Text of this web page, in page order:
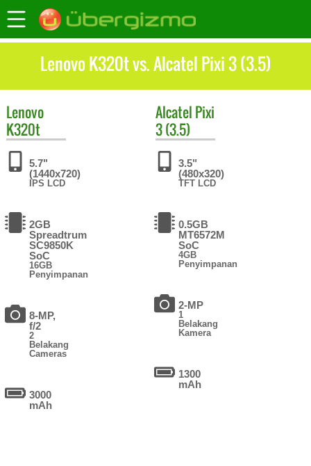
Lenovo K320t vs. Alcatel Pixi 3 (3.5)
Lenovo
K320t
5.7"
(1440x720)
IPS LCD
2GB
Spreadtrum
SC9850K
SoC
16GB
Penyimpanan
8-MP,
f/2
2
Belakang
Cameras
3000
mAh
Alcatel Pixi
3 (3.5)
3.5"
(480x320)
TFT LCD
0.5GB
MT6572M
SoC
4GB
Penyimpanan
2-MP
1
Belakang
Kamera
1300
mAh